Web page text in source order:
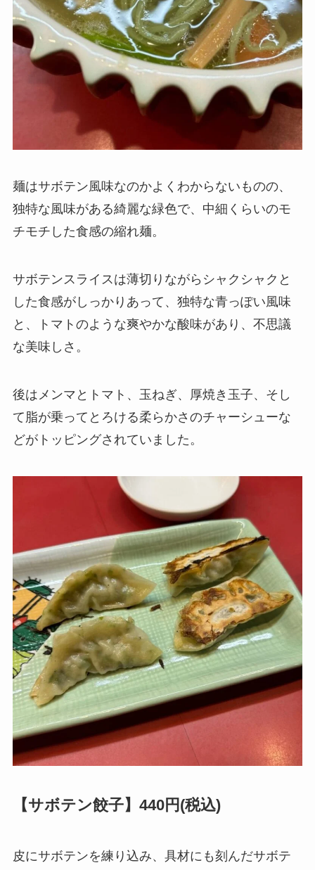
麺はサボテン風味なのかよくわからないものの、
独特な風味がある綺麗な緑色で、中細くらいのモ
チモチした食感の縮れ麺。
サボテンスライスは薄切りながらシャクシャクと
した食感がしっかりあって、独特な青っぽい風味
と、トマトのような爽やかな酸味があり、不思議
な美味しさ。
後はメンマとトマト、玉ねぎ、厚焼き玉子、そし
て脂が乗ってとろける柔らかさのチャーシューな
どがトッピングされていました。
【サボテン餃子】440円(税込)
皮にサボテンを練り込み、具材にも刻んだサボテ